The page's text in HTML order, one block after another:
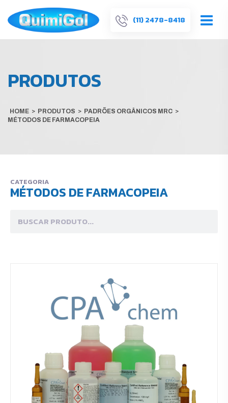
(11) 2478-8418
PRODUTOS
HOME > PRODUTOS > PADRÕES ORGÂNICOS MRC >
MÉTODOS DE FARMACOPEIA
CATEGORIA
MÉTODOS DE FARMACOPEIA